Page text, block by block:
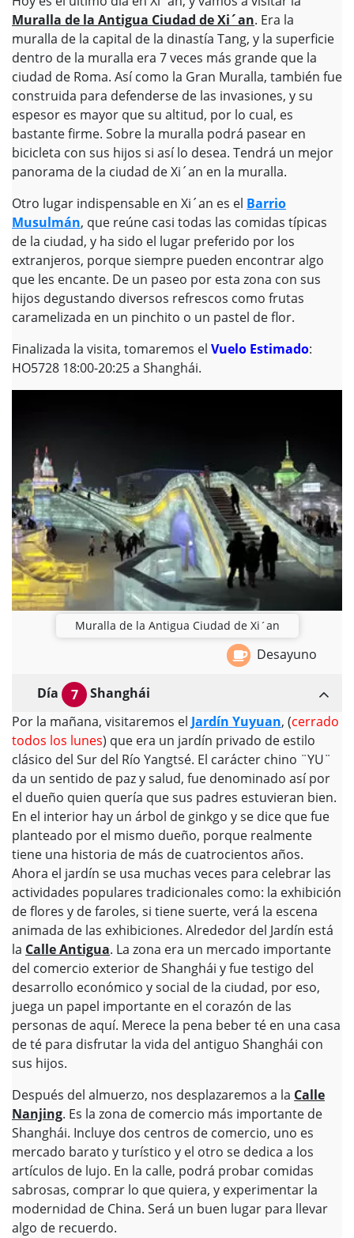
Muralla de la Antigua Ciudad de Xi´an. Era la
muralla de la capital de la dinastía Tang, y la superficie
dentro de la muralla era 7 veces más grande que la
ciudad de Roma. Así como la Gran Muralla, también fue
construida para defenderse de las invasiones, y su
espesor es mayor que su altitud, por lo cual, es
bastante firme. Sobre la muralla podrá pasear en
bicicleta con sus hijos si así lo desea. Tendrá un mejor
panorama de la ciudad de Xi´an en la muralla.
Otro lugar indispensable en Xi´an es el Barrio
Musulmán, que reúne casi todas las comidas típicas
de la ciudad, y ha sido el lugar preferido por los
extranjeros, porque siempre pueden encontrar algo
que les encante. De un paseo por esta zona con sus
hijos degustando diversos refrescos como frutas
caramelizada en un pinchito o un pastel de flor.
Finalizada la visita, tomaremos el Vuelo Estimado:
HO5728 18:00-20:25 a Shanghái.
Muralla de la Antigua Ciudad de Xi´an
Desayuno
Día 7
Shanghái
Por la mañana, visitaremos el Jardín Yuyuan, (cerrado
todos los lunes) que era un jardín privado de estilo
clásico del Sur del Río Yangtsé. El carácter chino ¨YU¨
da un sentido de paz y salud, fue denominado así por
el dueño quien quería que sus padres estuvieran bien.
En el interior hay un árbol de ginkgo y se dice que fue
planteado por el mismo dueño, porque realmente
tiene una historia de más de cuatrocientos años.
Ahora el jardín se usa muchas veces para celebrar las
actividades populares tradicionales como: la exhibición
de flores y de faroles, si tiene suerte, verá la escena
animada de las exhibiciones. Alrededor del Jardín está
la Calle Antigua. La zona era un mercado importante
del comercio exterior de Shanghái y fue testigo del
desarrollo económico y social de la ciudad, por eso,
juega un papel importante en el corazón de las
personas de aquí. Merece la pena beber té en una casa
de té para disfrutar la vida del antiguo Shanghái con
sus hijos.
Después del almuerzo, nos desplazaremos a la Calle
Nanjing. Es la zona de comercio más importante de
Shanghái. Incluye dos centros de comercio, uno es
mercado barato y turístico y el otro se dedica a los
artículos de lujo. En la calle, podrá probar comidas
sabrosas, comprar lo que quiera, y experimentar la
modernidad de China. Será un buen lugar para llevar
algo de recuerdo.